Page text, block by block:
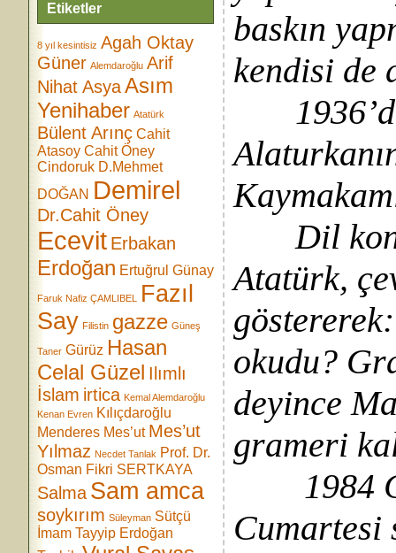
Etiketler
8 yıl kesintisiz Agah Oktay
Güner Alemdaroğlu Arif
Nihat AsyaAsım
Yenihaber Atatürk
Bülent Arınç Cahit
Atasoy Cahit Öney
Cindoruk D.Mehmet
DOĞAN Demirel
Dr.Cahit Öney
Ecevit Erbakan
Erdoğan Ertuğrul Günay
Faruk Nafiz ÇAMLIBEL
Fazıl
Say Filistin gazze Güneş
Taner Gürüz Hasan
Celal Güzel Ilımlı
İslam irtica Kemal Alemdaroğlu
Kenan Evren Kılıçdaroğlu
Menderes Mes’ut Mes’ut
Yılmaz Necdet Tanlak Prof. Dr.
Osman Fikri SERTKAYA
Salma Sam amca
soykırım Süleyman Sütçü
İmam Tayyip Erdoğan
baskın
kendisi
Dil
Atatürk,
okudu?
deyince
grameri
1984
Cumartesi